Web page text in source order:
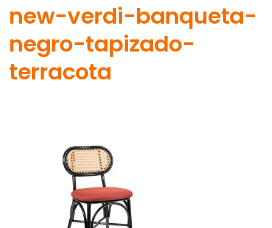
new-verdi-banqueta-
negro-tapizado-
terracota